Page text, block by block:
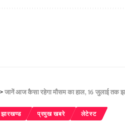
>जानें आज कैसा रहेगा मौसम का हाल, 16 जुलाई तक
झारखण्ड प्रमुख खबरे लेटेस्ट